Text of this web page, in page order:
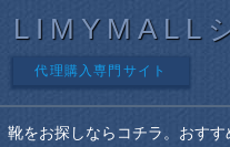
LIMYMALL
代理購入専門サイト
靴をお探しならコチラ。おすす